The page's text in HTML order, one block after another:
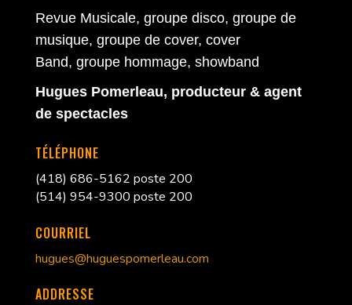
Revue Musicale, groupe disco, groupe de
musique, groupe de cover, cover
Band, groupe hommage, showband
Hugues Pomerleau, producteur & agent
de spectacles
TÉLÉPHONE
(418) 686-5162 poste 200
(514) 954-9300 poste 200
COURRIEL
hugues@huguespomerleau.com
ADDRESSE